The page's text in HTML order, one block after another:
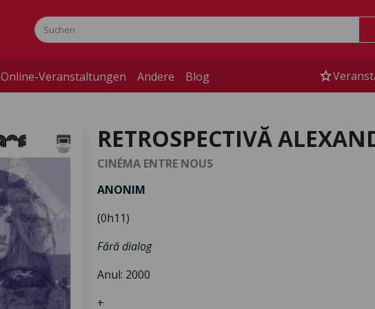
Online-Veranstaltungen Andere Blog star
RETROSPECTIVĂ
CINÉMA ENTRE NOUS
ANONIM
(0h11)
Fără dialog
Anul: 2000
+